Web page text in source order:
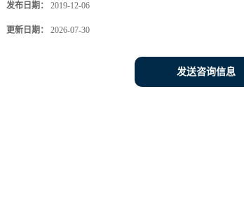
发布日期： 2019-12-06
更新日期： 2026-07-30
发送咨询信息